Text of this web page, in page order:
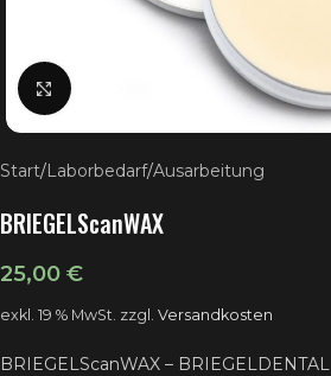
Klick zum Vergrößern
Start/Laborbedarf/Ausarbeitung
BRIEGELScanWAX
25,00 €
exkl. 19 % MwSt. zzgl. Versandkosten
BRIEGELScanWAX – BRIEGELDENTAL